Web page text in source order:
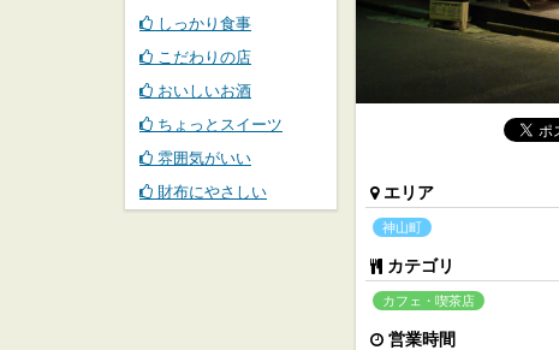
しっかり食事
こだわりの店
おいしいお酒
ちょっとスイーツ
雰囲気がいい
財布にやさしい
エリア
神山町
カテゴリ
カフェ・喫茶店
営業時間